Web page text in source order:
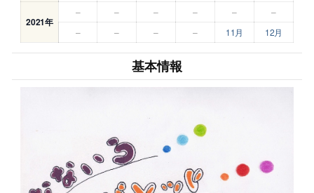
2021年
– – – – –
–
–
– – – 11月 12月
基本情報